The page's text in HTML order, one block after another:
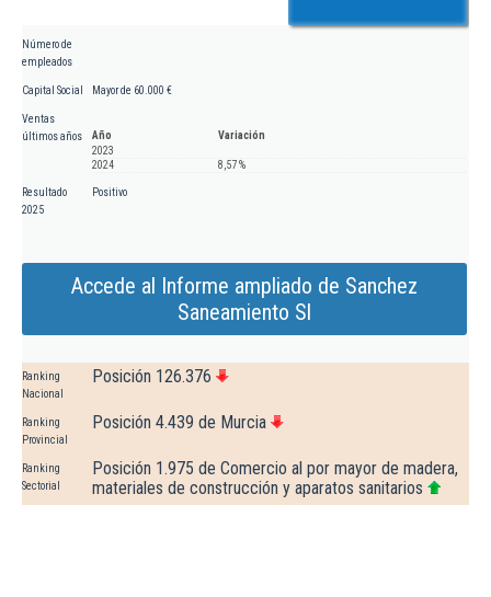
Número de
empleados
Capital Social Mayor de 60.000 €
Ventas
últimos años
Año
Variación
2023
2024
8,57 %
Resultado
2025
Positivo
Accede al Informe ampliado de Sanchez
Saneamiento Sl
Ranking
Nacional
Posición 126.376
Ranking
Provincial
Posición 4.439 de Murcia
Ranking
Sectorial
Posición 1.975 de Comercio al por mayor de madera,
materiales de construcción y aparatos sanitarios